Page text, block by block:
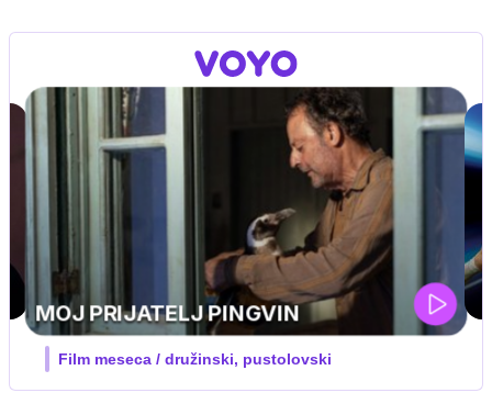
UEFA SUPERPOKAL
V živo na VOYO: sreda ob 20.30